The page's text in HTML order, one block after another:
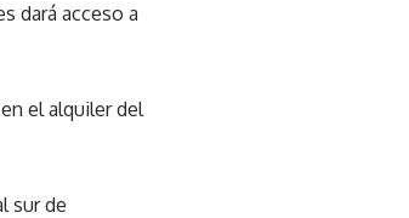
dará acceso a
el alquiler del
sur de